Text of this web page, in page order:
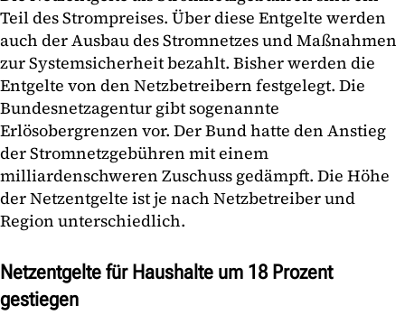
Teil des Strompreises. Über diese Entgelte werden
auch der Ausbau des Stromnetzes und Maßnahmen
zur Systemsicherheit bezahlt. Bisher werden die
Entgelte von den Netzbetreibern festgelegt. Die
Bundesnetzagentur gibt sogenannte
Erlösobergrenzen vor. Der Bund hatte den Anstieg
der Stromnetzgebühren mit einem
milliardenschweren Zuschuss gedämpft. Die Höhe
der Netzentgelte ist je nach Netzbetreiber und
Region unterschiedlich.
Netzentgelte für Haushalte um 18 Prozent
gestiegen